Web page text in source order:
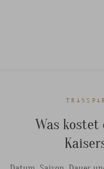
Was kostet